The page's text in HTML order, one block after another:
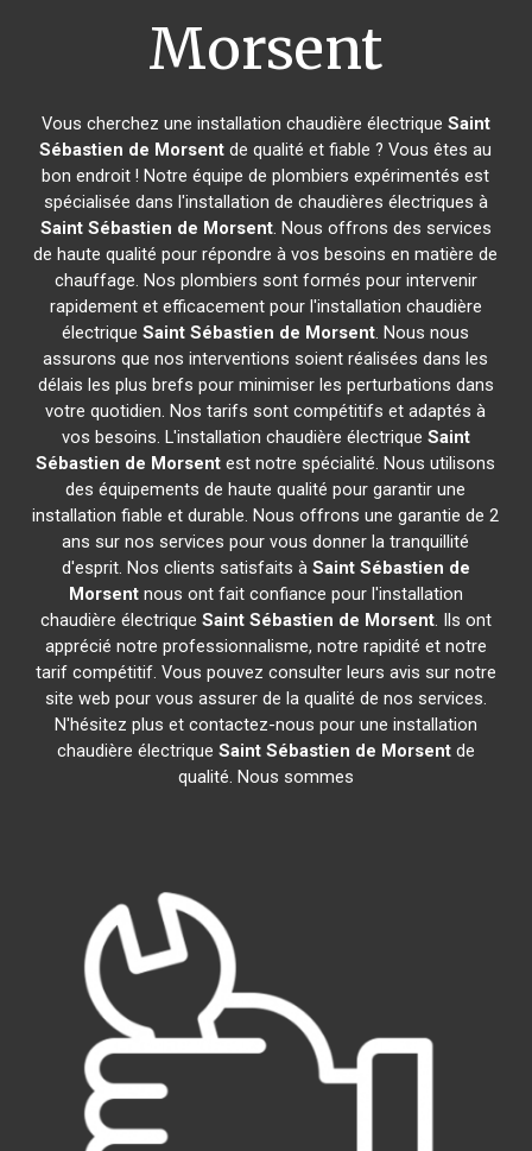
Morsent
Vous cherchez une installation chaudière électrique Saint
Sébastien de Morsent de qualité et fiable ? Vous êtes au
bon endroit ! Notre équipe de plombiers expérimentés est
spécialisée dans l'installation de chaudières électriques à
Saint Sébastien de Morsent. Nous offrons des services
de haute qualité pour répondre à vos besoins en matière de
chauffage. Nos plombiers sont formés pour intervenir
rapidement et efficacement pour l'installation chaudière
électriqueSaint Sébastien de Morsent. Nous nous
assurons que nos interventions soient réalisées dans les
délais les plus brefs pour minimiser les perturbations dans
votre quotidien. Nos tarifs sont compétitifs et adaptés à
vos besoins. L'installation chaudière électrique Saint
Sébastien de Morsent est notre spécialité. Nous utilisons
des équipements de haute qualité pour garantir une
installation fiable et durable. Nous offrons une garantie de 2
ans sur nos services pour vous donner la tranquillité
d'esprit. Nos clients satisfaits à Saint Sébastien de
Morsentnous ont fait confiance pour l'installation
chaudière électrique Saint Sébastien de Morsent. Ils ont
apprécié notre professionnalisme, notre rapidité et notre
tarif compétitif. Vous pouvez consulter leurs avis sur notre
site web pour vous assurer de la qualité de nos services.
N'hésitez plus et contactez-nous pour une installation
chaudière électrique Saint Sébastien de Morsentde
qualité. Nous sommes